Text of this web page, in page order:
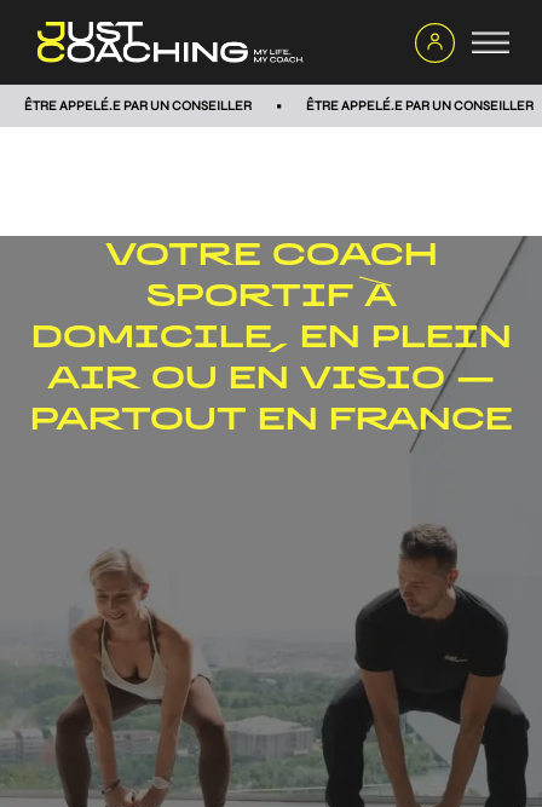
ÊTRE APPELÉ.E PAR UN CONSEILLER ÊTRE APPELÉ.E PAR UN CONSEILLER
VOTRE COACH
SPORTIF À
DOMICILE, EN PLEIN
AIR OU EN VISIO —
PARTOUT EN FRANCE